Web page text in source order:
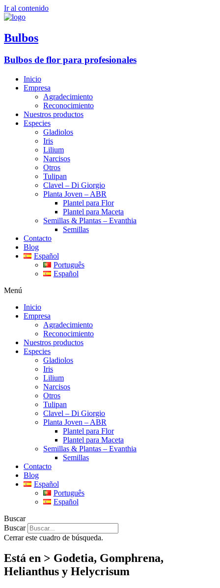
Ir al contenido
Bulbos
Bulbos de flor para profesionales
Inicio
Empresa
Agradecimiento
Reconocimiento
Nuestros productos
Especies
Gladiolos
Iris
Lilium
Narcisos
Otros
Tulipan
Clavel – Di Giorgio
Planta Joven – ABR
Plantel para Flor
Plantel para Maceta
Semillas & Plantas – Evanthia
Semillas
Contacto
Blog
Español
Português
Español
Menú
Inicio
Empresa
Agradecimiento
Reconocimiento
Nuestros productos
Especies
Gladiolos
Iris
Lilium
Narcisos
Otros
Tulipan
Clavel – Di Giorgio
Planta Joven – ABR
Plantel para Flor
Plantel para Maceta
Semillas & Plantas – Evanthia
Semillas
Contacto
Blog
Español
Português
Español
Buscar
Buscar
Cerrar este cuadro de búsqueda.
Está en > Godetia, Gomphrena,
Helianthus y Helycrisum